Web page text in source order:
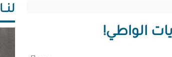
الواطي!